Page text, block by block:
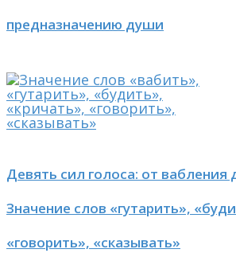
предназначению души
Девять сил голоса: от вабления
Значение слов «гутарить»,
«говорить», «сказывать»